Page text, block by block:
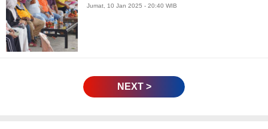
Jumat, 10 Jan 2025 - 20:40 WIB
NEXT >